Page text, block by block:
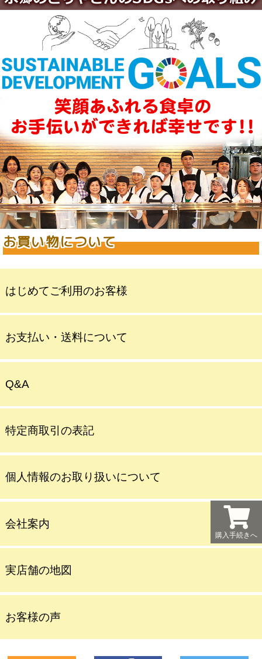
お買い物について
はじめてご利用のお客様
お支払い・送料について
Q&A
特定商取引の表記
個人情報のお取り扱いについて
会社案内
実店舗の地図
お客様の声
購入手続きへ